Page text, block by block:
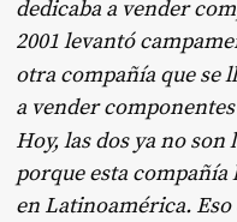
dedicaba a vender
2001 levantó
otra compañía que se
a vender
Hoy, las dos ya no
porque esta
en Latinoamérica.